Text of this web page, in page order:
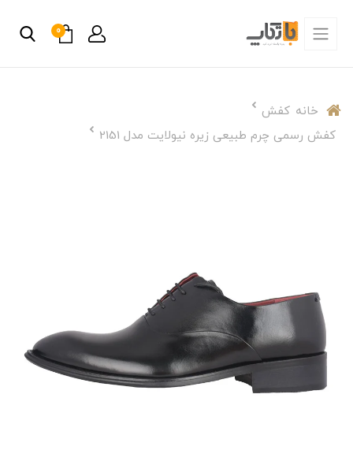
0
خانه کفش
کفش رسمی چرم طبیعی زیره نیولایت مدل 2151